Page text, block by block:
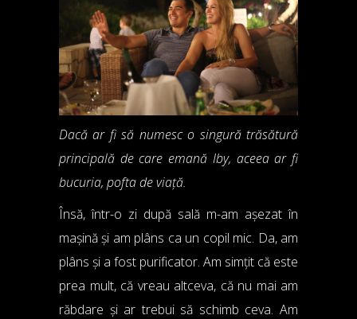
Dacă ar fi să numesc o singură trăsătură
principală de care emană Iby, aceea ar fi
bucuria, pofta de viață.
Însă, într-o zi după sală m-am așezat în
mașină și am plâns ca un copil mic. Da, am
plâns și a fost purificator. Am simțit că este
prea mult, că vreau altceva, că nu mai am
răbdare și ar trebui să schimb ceva. Am